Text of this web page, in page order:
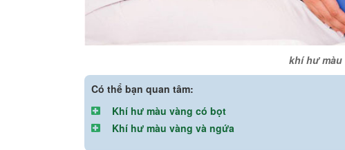
khí hư
Có thể bạn quan tâm:
Khí hư màu vàng có bọt
Khí hư màu vàng và ngứa